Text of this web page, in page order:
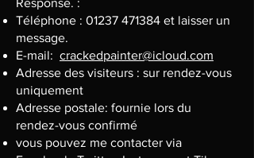
Response. :
Téléphone : 01237 471384 et laisser un
message.
E-mail: crackedpainter@icloud.com
Adresse des visiteurs : sur rendez-vous
uniquement
Adresse postale: fournie lors du
rendez-vous confirmé
vous pouvez me contacter via